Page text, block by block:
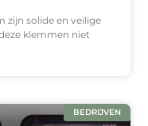
zijn solide en veilige
klemmen niet
BEDRIJVEN